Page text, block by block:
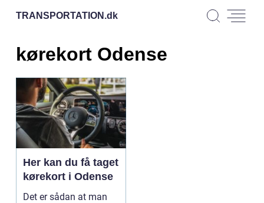
TRANSPORTATION.dk
kørekort Odense
Her kan du få taget
kørekort i Odense
Det er sådan at man